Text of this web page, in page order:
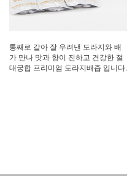
통째로 갈아 잘 우려낸 도라지와 배
가 만나 맛과 향이 진하고 건강한 절
대궁합 프리미엄 도라지배즙 입니다.